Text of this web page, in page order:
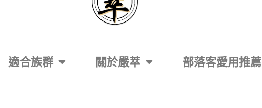
適合族群 關於嚴萃 部落客愛用推薦